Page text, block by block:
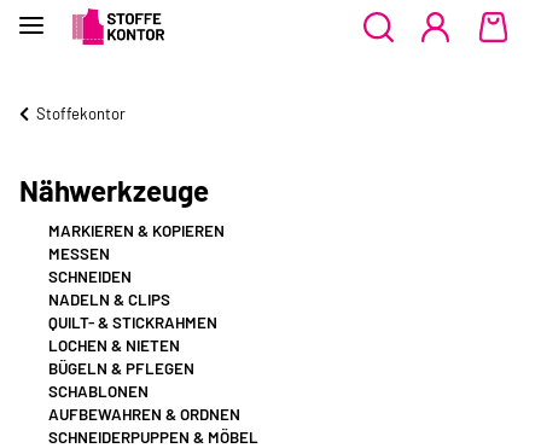
Stoffekontor
Nähwerkzeuge
MARKIEREN & KOPIEREN
MESSEN
SCHNEIDEN
NADELN & CLIPS
QUILT- & STICKRAHMEN
LOCHEN & NIETEN
BÜGELN & PFLEGEN
SCHABLONEN
AUFBEWAHREN & ORDNEN
SCHNEIDERPUPPEN & MÖBEL